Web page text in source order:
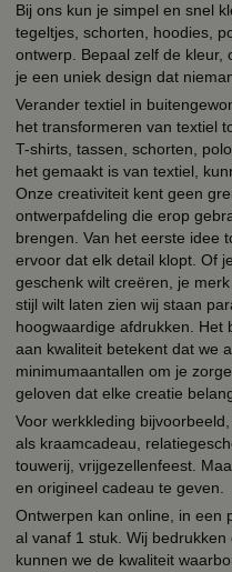
Bij ons kun je simpel en snel
tegeltjes, schorten, hoodies,
ontwerp. Bepaal zelf de
je een uniek design dat
Verander textiel in
het transformeren van textiel
T-shirts, tassen, schorten,
het gemaakt is van textiel,
Onze creativiteit kent geen
ontwerpafdeling die erop
brengen. Van het eerste idee
ervoor dat elk detail klopt. Of
geschenk wilt creëren, je
stijl wilt laten zien wij staan
hoogwaardige afdrukken. Het
aan kwaliteit betekent dat we
minimumaantallen om je
geloven dat elke creatie
Voor werkkleding
als kraamcadeau,
touwerij, vrijgezellenfeest.
en origineel cadeau te geven.
Ontwerpen kan online, in een
al vanaf 1 stuk. Wij
kunnen we de kwaliteit